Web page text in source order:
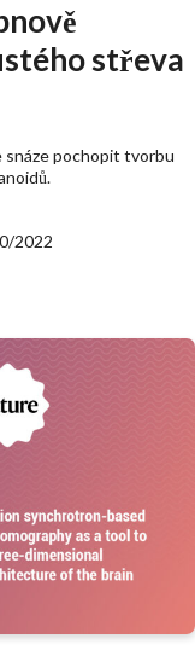
střeva
snáze pochopit tvorbu
2022